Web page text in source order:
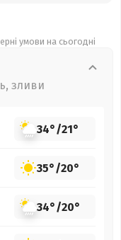
умови на сьогодні
зливи
34°/21°
35°/20°
34°/20°